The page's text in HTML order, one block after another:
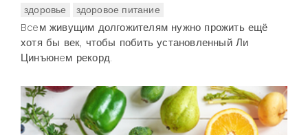
здоровье
здоровое питание
Bceм живущим долгожителям нужно прожить ещё
хотя бы век, чтобы побить установленный Ли
Цинъюнeм рекорд.